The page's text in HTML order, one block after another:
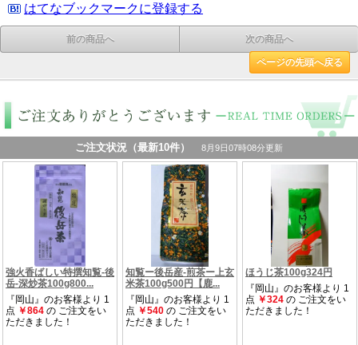
はてなブックマークに登録する
前の商品へ 次の商品へ
ページの先頭へ戻る